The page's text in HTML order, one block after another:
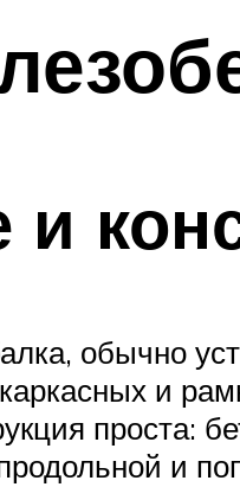
и
обычно
и
проста:
и